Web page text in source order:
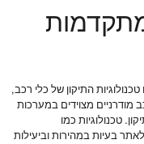
מתקדמות
התיקון של כלי רכב,
מודרניים מצוידים במערכות
טכנולוגיות כמו
בעיות במהירות וביעילות